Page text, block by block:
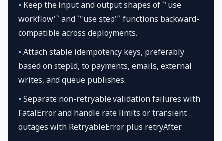
• Keep the input and output shapes of `"use
workflow"` and `"use step"` functions backward-
compatible across deployments.
• Attach stable idempotency keys, preferably
based on stepId, to payments, emails, external
writes, and queue publishes.
• Separate non-retryable validation failures with
FatalError and handle rate limits or transient
outages with RetryableError plus retryAfter.